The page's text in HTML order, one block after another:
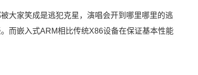
大家笑成是逃犯克星，演唱会开到哪里哪里的逃
而嵌入式ARM相比传统X86设备在保证基本性能